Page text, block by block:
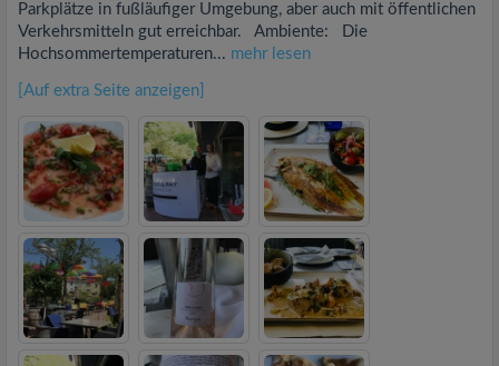
Parkplätze in fußläufiger Umgebung, aber auch mit öffentlichen
Verkehrsmitteln gut erreichbar. Ambiente: Die
Hochsommertemperaturen... mehr lesen
[Auf extra Seite anzeigen]